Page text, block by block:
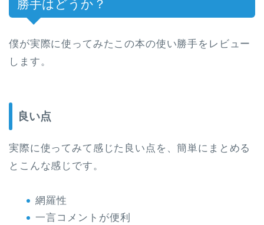
勝手はどうか？
僕が実際に使ってみたこの本の使い勝手をレビュー
します。
良い点
実際に使ってみて感じた良い点を、簡単にまとめる
とこんな感じです。
網羅性
一言コメントが便利